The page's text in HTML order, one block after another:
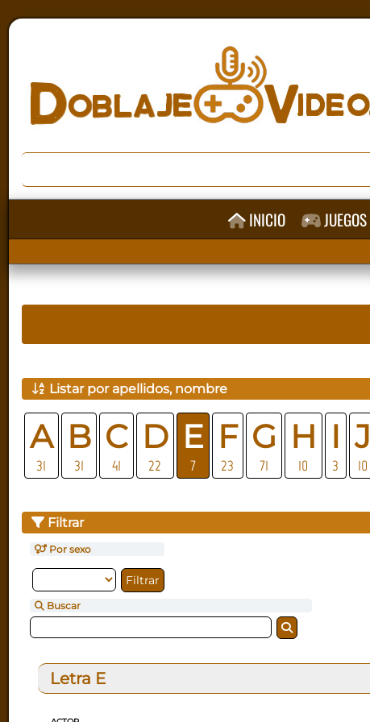
INICIO JUEGOS
Listar por apellidos, nombre
A
31
B
31
C
41
D
22
E
7
F
23
G
71
H
10
I
3
J
10
Filtrar
Por sexo
Buscar
Letra E